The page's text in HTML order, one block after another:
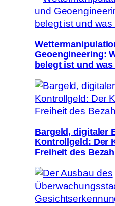
Geoengineering:
belegt ist und
Bargeld, digitaler
Kontrollgeld: Der
Freiheit des